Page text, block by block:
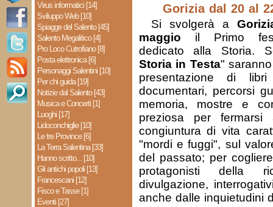
Virus informatici [14]
Sviluppo Web [10]
Spiagge del Salento [45]
Salento Megalitico [4]
Pro Loco Cutrofiano [8]
Posta elettronica [6]
Personaggi Salentini [10]
Per chi guida [19]
Notizie dal Salento [43]
Musica e Concerti [1]
Luoghi [17]
Lidoconchiglie [10]
Le tre Province [6]
La Terra Salentina [33]
Hanno scritto... [10]
Gli antichi popoli [13]
Francescani [12]
Fisco e Tasse [1]
Eventi [27]
Gorizia dal 20 al
Si svolgerà a
maggio il Primo
dedicato alla Storia.
Storia in Testa"
presentazione di
documentari, percorsi
memoria, mostre e
preziosa per
congiuntura di vita
"mordi e fuggi", sul
del passato; per
protagonisti della
divulgazione,
anche dalle inquietudini